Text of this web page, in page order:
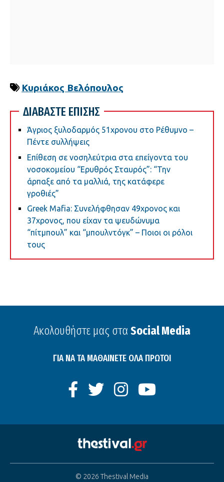
Κυριάκος Βελόπουλος
ΔΙΑΒΑΣΤΕ ΕΠΙΣΗΣ
Άγριος ξυλοδαρμός 51χρονου στο Ρέθυμνο –
Πέντε συλλήψεις
Επίθεση σε νοσηλεύτρια στα επείγοντα του
νοσοκομείου “Ερυθρός Σταυρός”: “Την
άρπαξε από τα μαλλιά, της κατάφερε
γροθιές”
Greek Μafia: Συνελήφθησαν 49χρονος και
37χρονος, που είχαν τα ψευδώνυμα
“πίτμπουλ” και “μπουλντόγκ” – Ποιοι οι ρόλοι
τους
Ακολουθήστε μας στα Social Media
ΓΙΑ ΝΑ ΤΑ ΜΑΘΑΙΝΕΤΕ ΟΛΑ ΠΡΩΤΟΙ
© 2026 Thestival Media